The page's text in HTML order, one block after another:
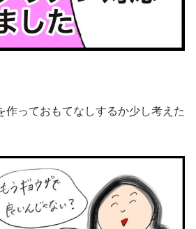
作っておもてなしするか少し考えた